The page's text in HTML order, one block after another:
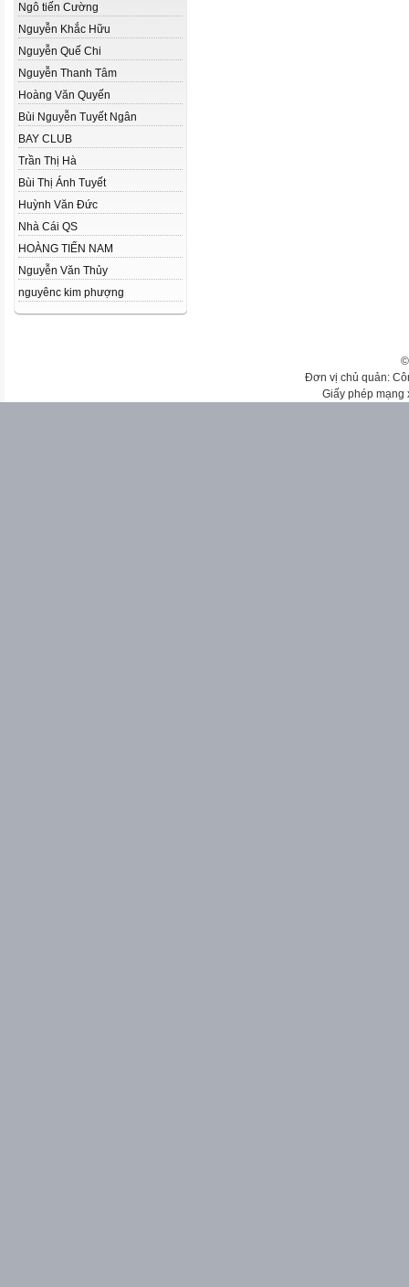
Ngô tiến Cường
Nguyễn Khắc Hữu
Nguyễn Quế Chi
Nguyễn Thanh Tâm
Hoàng Văn Quyến
Bùi Nguyễn Tuyết Ngân
BAY CLUB
Trần Thị Hà
Bùi Thị Ánh Tuyết
Huỳnh Văn Đức
Nhà Cái QS
HOÀNG TIẾN NAM
Nguyễn Văn Thủy
nguyênc kim phượng
Đơn vị chủ quản:
Giấy phép mạng